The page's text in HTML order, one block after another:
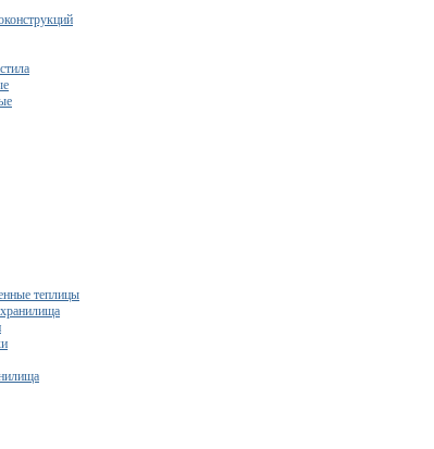
теплицы
расчет сметы исходя из вашего бюджета!